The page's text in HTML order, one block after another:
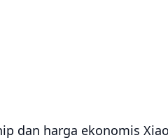
dan harga ekonomis